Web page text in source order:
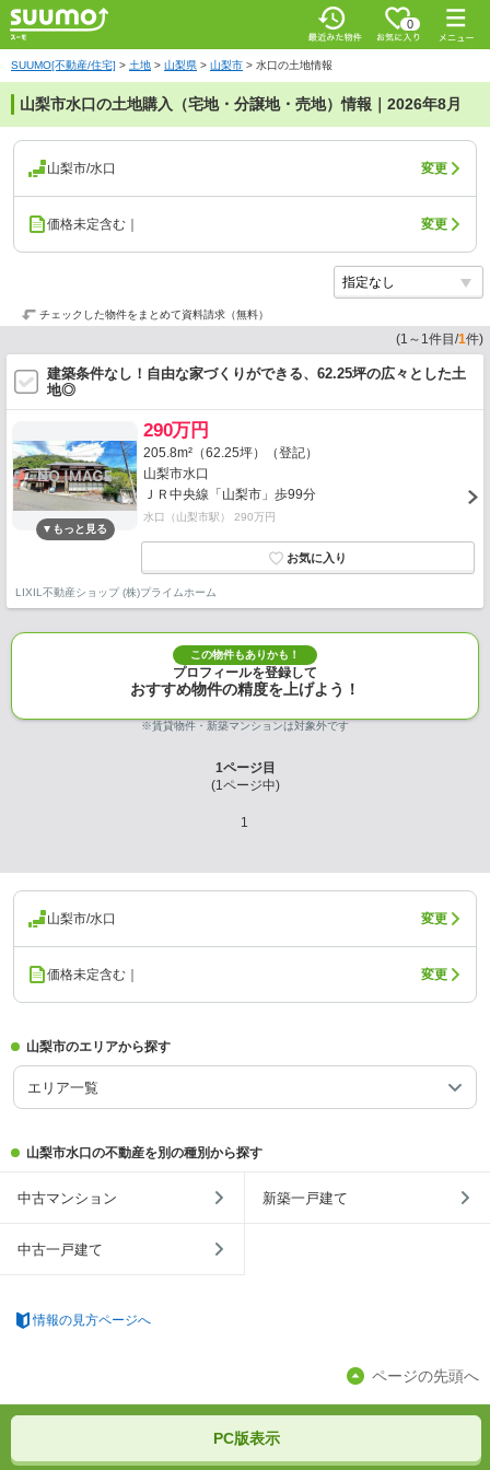
0
SUUMO[不動産/住宅] > 土地 > 山梨県 > 山梨市 > 水口の土地情報
山梨市水口の土地購入（宅地・分譲地・売地）情報｜2026年8月
山梨市/水口 変更
価格未定含む｜ 変更
チェックした物件をまとめて資料請求（無料）
(1 ～ 1件目/1件)
建築条件なし！自由な家づくりができる、62.25坪の広々とした土
地◎
290万円
205.8m²（62.25坪）（登記）
山梨市水口
ＪＲ中央線「山梨市」歩99分
水口（山梨市駅） 290万円
LIXIL不動産ショップ (株)プライムホーム
この物件もありかも！
プロフィールを登録して
おすすめ物件の精度を上げよう！
※賃貸物件・新築マンションは対象外です
1ページ目
(1ページ中)
1
山梨市/水口 変更
価格未定含む｜ 変更
山梨市のエリアから探す
エリア一覧
山梨市水口の不動産を別の種別から探す
中古マンション 新築一戸建て
中古一戸建て
情報の見方ページへ
ページの先頭へ
PC版表示